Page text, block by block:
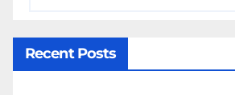
Recent Posts